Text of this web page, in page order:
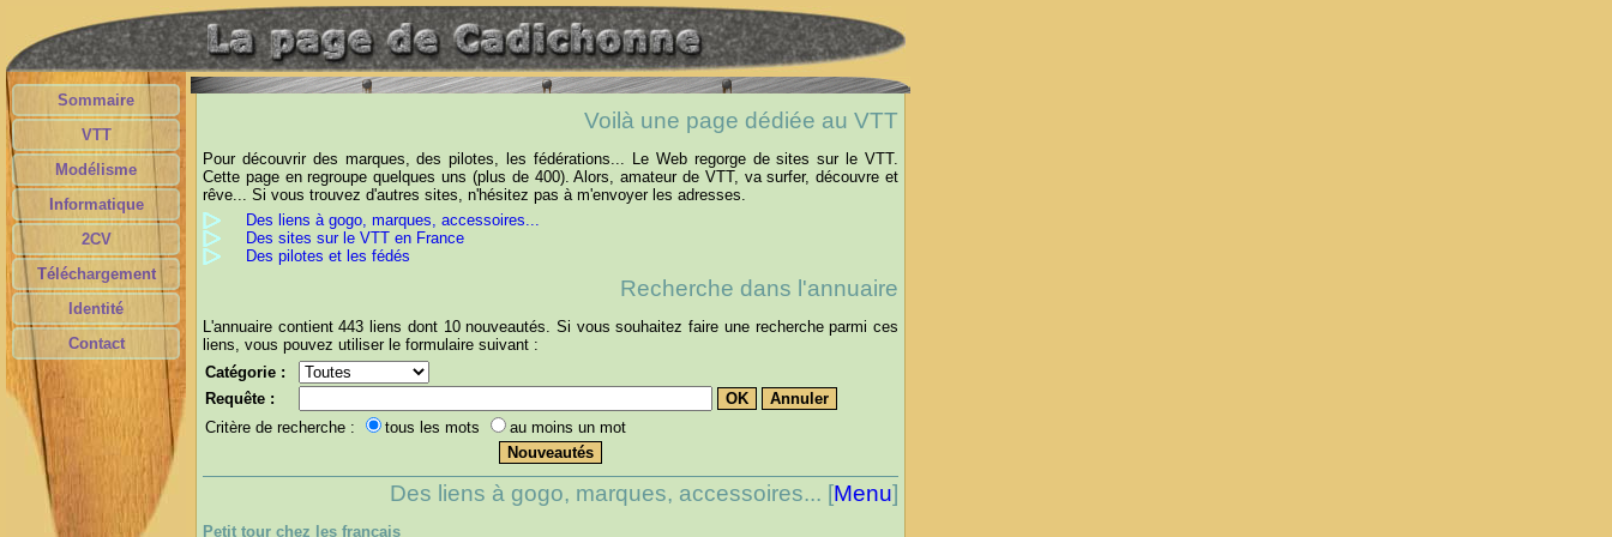
Sommaire
VTT
Modélisme
Informatique
2CV
Téléchargement
Identité
Contact
Voilà une page dédiée au VTT
Pour découvrir des marques, des pilotes, les fédérations... Le Web regorge de sites sur le VTT.
Cette page en regroupe quelques uns (plus de 400). Alors, amateur de VTT, va surfer, découvre et
rêve... Si vous trouvez d'autres sites, n'hésitez pas à m'envoyer les adresses.
Des liens à gogo, marques, accessoires...
Des sites sur le VTT en France
Des pilotes et les fédés
Recherche dans l'annuaire
L'annuaire contient 443 liens dont 10 nouveautés. Si vous souhaitez faire une recherche parmi ces
liens, vous pouvez utiliser le formulaire suivant :
Catégorie :
Requête :
Critère de recherche :
tous les mots au moins un mot
Des liens à gogo, marques, accessoires... [Menu]
Petit tour chez les français